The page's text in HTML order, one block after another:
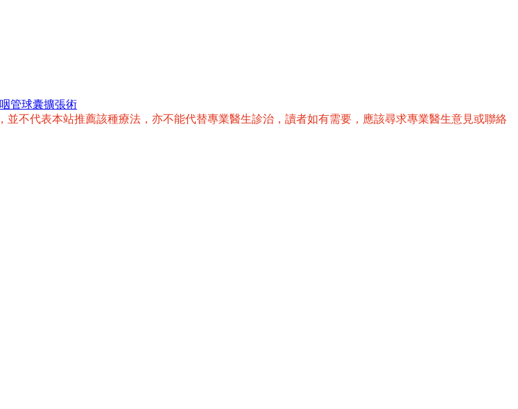
管球囊擴張術
不代表本站推薦該種療法，亦不能代替專業醫生診治，讀者如有需要，應該尋求專業醫生意見或聯絡